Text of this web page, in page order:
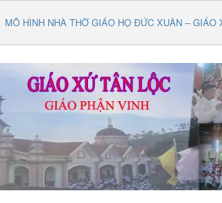
MÔ HÌNH NHÀ THỜ GIÁO HỌ ĐỨC XUÂN – GIÁO